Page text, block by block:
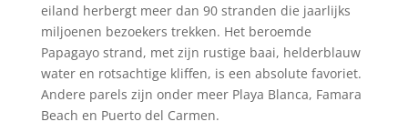
eiland herbergt meer dan 90 stranden die jaarlijks
miljoenen bezoekers trekken. Het beroemde
Papagayo strand, met zijn rustige baai, helderblauw
water en rotsachtige kliffen, is een absolute favoriet.
Andere parels zijn onder meer Playa Blanca, Famara
Beach en Puerto del Carmen.